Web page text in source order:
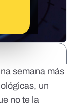
semana más
un
no te la